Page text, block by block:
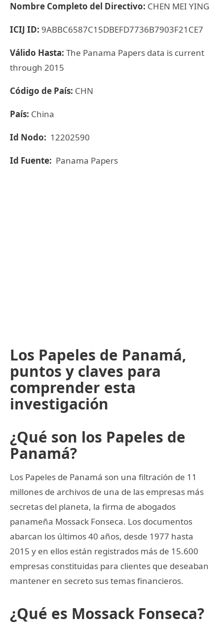
Nombre Completo del Directivo: CHEN MEI YING
ICIJ ID: 9ABBC6587C15DBEFD7736B7903F21CE7
Válido Hasta: The Panama Papers data is current
through 2015
Código de País: CHN
País: China
Id Nodo: 12202590
Id Fuente: Panama Papers
Los Papeles de Panamá,
puntos y claves para
comprender esta
investigación
¿Qué son los Papeles de
Panamá?
Los Papeles de Panamá son una filtración de 11
millones de archivos de una de las empresas más
secretas del planeta, la firma de abogados
panameña Mossack Fonseca. Los documentos
abarcan los últimos 40 años, desde 1977 hasta
2015 y en ellos están registrados más de 15.600
empresas constituidas para clientes que deseaban
mantener en secreto sus temas financieros.
¿Qué es Mossack Fonseca?